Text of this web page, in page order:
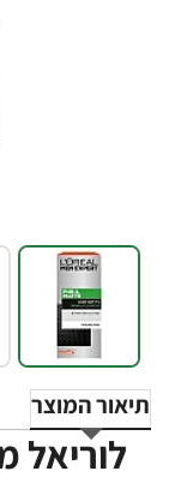
תיאור המוצר
לוריאל